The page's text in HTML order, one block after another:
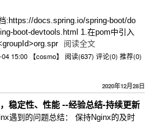
:https://docs.spring.io/spring-boot/do
boot-devtools.html 1.在pom中引入
阅读全文
15:00 【cosmo】 阅读(637) 评论(0) 推荐(0)
2020年12月28日
稳定性、性能 --经验总结-持续更新
遇到的问题总结： 保持Nginx的及时